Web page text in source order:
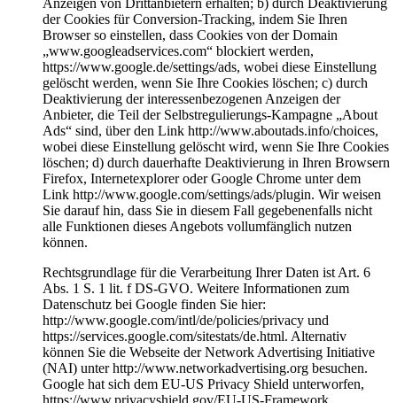
der Cookies für Conversion-Tracking, indem Sie Ihren
Browser so einstellen, dass Cookies von der Domain
„www.googleadservices.com“ blockiert werden,
https://www.google.de/settings/ads, wobei diese Einstellung
gelöscht werden, wenn Sie Ihre Cookies löschen; c) durch
Deaktivierung der interessenbezogenen Anzeigen der
Anbieter, die Teil der Selbstregulierungs-Kampagne „About
Ads“ sind, über den Link http://www.aboutads.info/choices,
wobei diese Einstellung gelöscht wird, wenn Sie Ihre Cookies
löschen; d) durch dauerhafte Deaktivierung in Ihren Browsern
Firefox, Internetexplorer oder Google Chrome unter dem
Link http://www.google.com/settings/ads/plugin. Wir weisen
Sie darauf hin, dass Sie in diesem Fall gegebenenfalls nicht
alle Funktionen dieses Angebots vollumfänglich nutzen
können.
Rechtsgrundlage für die Verarbeitung Ihrer Daten ist Art. 6
Abs. 1 S. 1 lit. f DS-GVO. Weitere Informationen zum
Datenschutz bei Google finden Sie hier:
http://www.google.com/intl/de/policies/privacy und
https://services.google.com/sitestats/de.html. Alternativ
können Sie die Webseite der Network Advertising Initiative
(NAI) unter http://www.networkadvertising.org besuchen.
Google hat sich dem EU-US Privacy Shield unterworfen,
https://www.privacyshield.gov/EU-US-Framework.